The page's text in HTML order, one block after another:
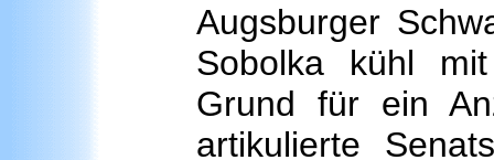
Augsburger
Sobolka kühl
Grund für ein
artikulierte